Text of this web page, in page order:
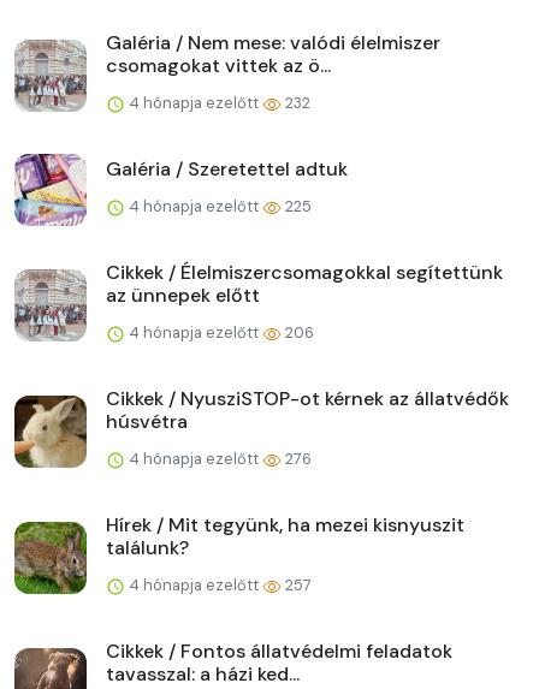
Galéria / Nem mese: valódi élelmiszer
csomagokat vittek az ö...
4 hónapja ezelőtt 232
Galéria / Szeretettel adtuk
4 hónapja ezelőtt 225
Cikkek / Élelmiszercsomagokkal segítettünk
az ünnepek előtt
4 hónapja ezelőtt 206
Cikkek / NyusziSTOP-ot kérnek az állatvédők
húsvétra
4 hónapja ezelőtt 276
Hírek / Mit tegyünk, ha mezei kisnyuszit
találunk?
4 hónapja ezelőtt 257
Cikkek / Fontos állatvédelmi feladatok
tavasszal: a házi ked...